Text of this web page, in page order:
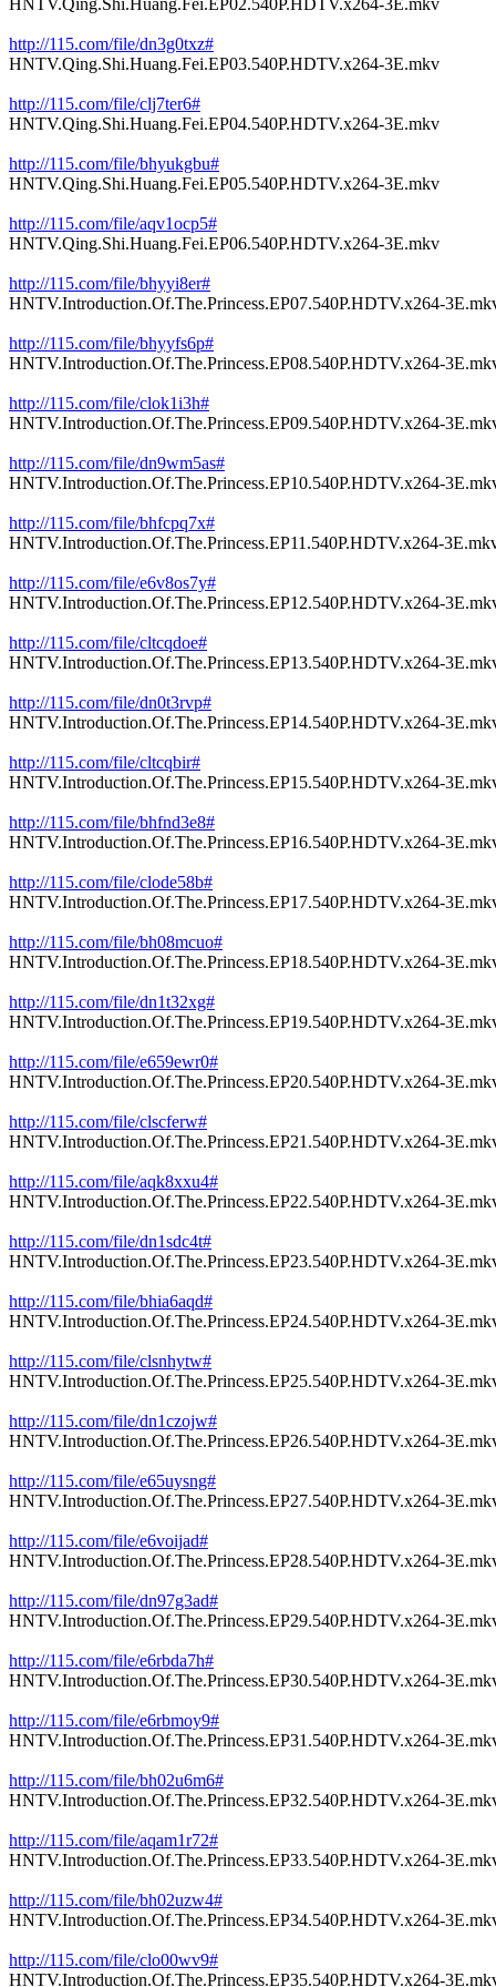
http://115.com/file/dn3g0txz#
HNTV.Qing.Shi.Huang.Fei.EP03.540P.HDTV.x264-3E.mkv
http://115.com/file/clj7ter6#
HNTV.Qing.Shi.Huang.Fei.EP04.540P.HDTV.x264-3E.mkv
http://115.com/file/bhyukgbu#
HNTV.Qing.Shi.Huang.Fei.EP05.540P.HDTV.x264-3E.mkv
http://115.com/file/aqv1ocp5#
HNTV.Qing.Shi.Huang.Fei.EP06.540P.HDTV.x264-3E.mkv
http://115.com/file/bhyyi8er#
HNTV.Introduction.Of.The.Princess.EP07.540P.HDTV.x264-
http://115.com/file/bhyyfs6p#
HNTV.Introduction.Of.The.Princess.EP08.540P.HDTV.x264-
http://115.com/file/clok1i3h#
HNTV.Introduction.Of.The.Princess.EP09.540P.HDTV.x264-
http://115.com/file/dn9wm5as#
HNTV.Introduction.Of.The.Princess.EP10.540P.HDTV.x264-
http://115.com/file/bhfcpq7x#
HNTV.Introduction.Of.The.Princess.EP11.540P.HDTV.x264-
http://115.com/file/e6v8os7y#
HNTV.Introduction.Of.The.Princess.EP12.540P.HDTV.x264-
http://115.com/file/cltcqdoe#
HNTV.Introduction.Of.The.Princess.EP13.540P.HDTV.x264-
http://115.com/file/dn0t3rvp#
HNTV.Introduction.Of.The.Princess.EP14.540P.HDTV.x264-
http://115.com/file/cltcqbir#
HNTV.Introduction.Of.The.Princess.EP15.540P.HDTV.x264-
http://115.com/file/bhfnd3e8#
HNTV.Introduction.Of.The.Princess.EP16.540P.HDTV.x264-
http://115.com/file/clode58b#
HNTV.Introduction.Of.The.Princess.EP17.540P.HDTV.x264-
http://115.com/file/bh08mcuo#
HNTV.Introduction.Of.The.Princess.EP18.540P.HDTV.x264-
http://115.com/file/dn1t32xg#
HNTV.Introduction.Of.The.Princess.EP19.540P.HDTV.x264-
http://115.com/file/e659ewr0#
HNTV.Introduction.Of.The.Princess.EP20.540P.HDTV.x264-
http://115.com/file/clscferw#
HNTV.Introduction.Of.The.Princess.EP21.540P.HDTV.x264-
http://115.com/file/aqk8xxu4#
HNTV.Introduction.Of.The.Princess.EP22.540P.HDTV.x264-
http://115.com/file/dn1sdc4t#
HNTV.Introduction.Of.The.Princess.EP23.540P.HDTV.x264-
http://115.com/file/bhia6aqd#
HNTV.Introduction.Of.The.Princess.EP24.540P.HDTV.x264-
http://115.com/file/clsnhytw#
HNTV.Introduction.Of.The.Princess.EP25.540P.HDTV.x264-
http://115.com/file/dn1czojw#
HNTV.Introduction.Of.The.Princess.EP26.540P.HDTV.x264-
http://115.com/file/e65uysng#
HNTV.Introduction.Of.The.Princess.EP27.540P.HDTV.x264-
http://115.com/file/e6voijad#
HNTV.Introduction.Of.The.Princess.EP28.540P.HDTV.x264-
http://115.com/file/dn97g3ad#
HNTV.Introduction.Of.The.Princess.EP29.540P.HDTV.x264-
http://115.com/file/e6rbda7h#
HNTV.Introduction.Of.The.Princess.EP30.540P.HDTV.x264-
http://115.com/file/e6rbmoy9#
HNTV.Introduction.Of.The.Princess.EP31.540P.HDTV.x264-
http://115.com/file/bh02u6m6#
HNTV.Introduction.Of.The.Princess.EP32.540P.HDTV.x264-
http://115.com/file/aqam1r72#
HNTV.Introduction.Of.The.Princess.EP33.540P.HDTV.x264-
http://115.com/file/bh02uzw4#
HNTV.Introduction.Of.The.Princess.EP34.540P.HDTV.x264-
http://115.com/file/clo00wv9#
HNTV.Introduction.Of.The.Princess.EP35.540P.HDTV.x264-